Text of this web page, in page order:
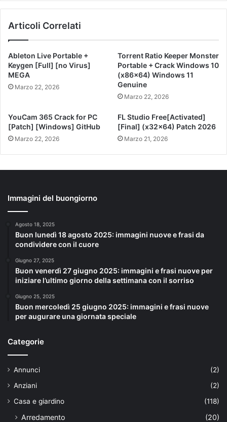
Articoli Correlati
Ableton Live Portable +
Keygen [Full] [no Virus]
MEGA
Marzo 22, 2026
Torrent Ratio Keeper Monster
Portable + Crack Windows 10
(x86x64) Windows 11
Genuine
Marzo 22, 2026
YouCam 365 Crack for PC
[Patch] [Windows] GitHub
Marzo 22, 2026
FL Studio Free[Activated]
[Final] (x32x64) Patch 2026
Marzo 21, 2026
Immagini del buongiorno
Agosto 18, 2025
Buon lunedì 18 agosto 2025: immagini nuove e frasi da
condividere con il cuore
Giugno 27, 2025
Buon venerdì 27 giugno 2025: immagini e frasi nuove per
iniziare l’ultimo giorno della settimana con il sorriso
Giugno 25, 2025
Buon mercoledì 25 giugno 2025: immagini e frasi nuove
per augurare una giornata speciale
Categorie
Annunci
(2)
Anziani
(2)
Casa e giardino
(118)
Arredamento
(20)